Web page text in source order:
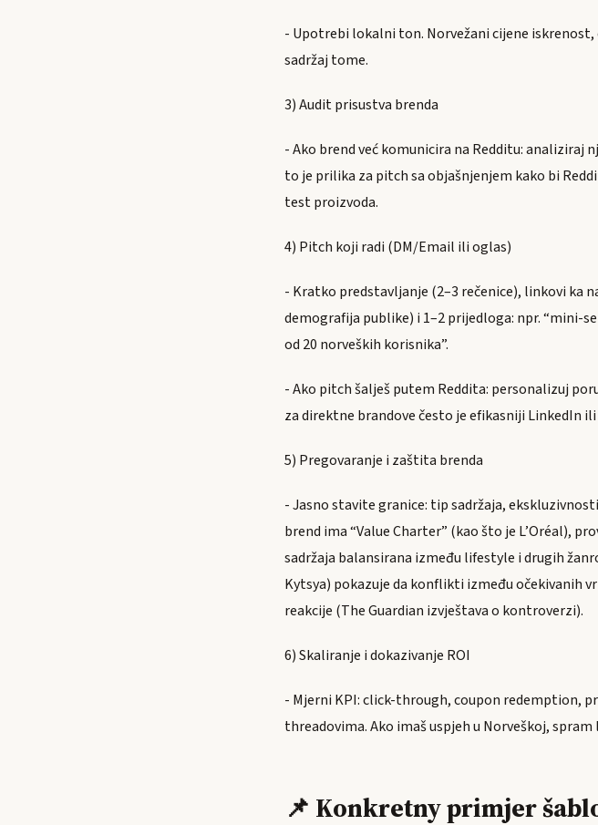
- Upotrebi lokalni ton. Norvežani cijene
sadržaj tome.
3) Audit prisustva brenda
- Ako brend već komunicira na Redditu:
to je prilika za pitch sa objašnjenjem kako bi
test proizvoda.
4) Pitch koji radi (DM/Email ili oglas)
- Kratko predstavljanje (2–3 rečenice), linkovi
demografija publike) i 1–2 prijedloga: npr. “mini-
od 20 norveških korisnika”.
- Ako pitch šalješ putem Reddita: personalizuj
za direktne brandove često je efikasniji LinkedIn
5) Pregovaranje i zaštita brenda
- Jasno stavite granice: tip sadržaja,
brend ima “Value Charter” (kao što je L’Oréal),
sadržaja balansirana između lifestyle i drugih
Kytsya) pokazuje da konflikti između očekivanih
reakcije (The Guardian izvještava o kontroverzi).
6) Skaliranje i dokazivanje ROI
- Mjerni KPI: click-through, coupon redemption,
threadovima. Ako imaš uspjeh u Norveškoj,
📌 Konkretny primjer